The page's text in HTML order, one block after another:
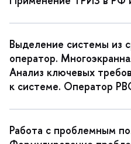
ыделение системы из
оператор.
Анализ ключевых
к системе. Оператор
Работа с проблемным